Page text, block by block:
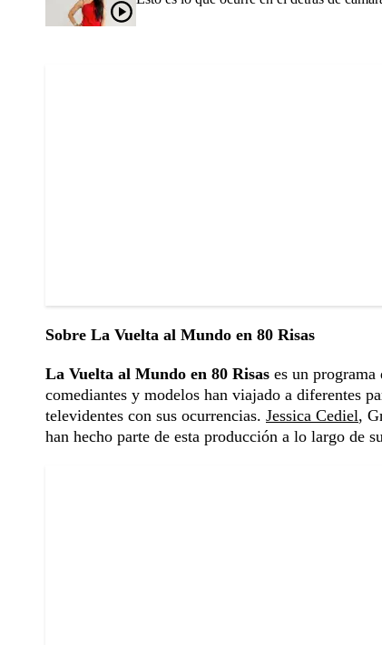
Sobre La Vuelta al Mundo en 80 Risas
La Vuelta al Mundo en 80 Risas es un
comediantes y modelos han viajado a diferentes
televidentes con sus ocurrencias. Jessica Cediel,
han hecho parte de esta producción a lo largo de